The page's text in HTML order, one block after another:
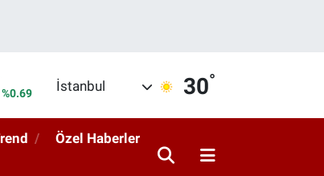
%0.69
İstanbul 30°
Özel Haberler